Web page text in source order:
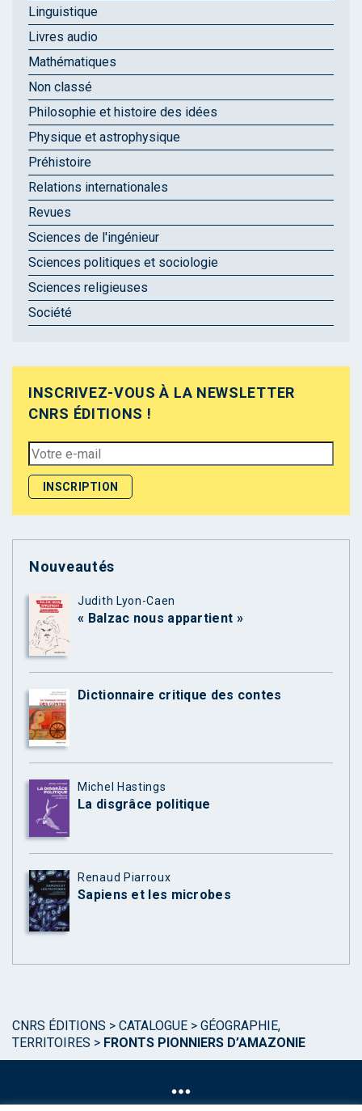
Linguistique
Livres audio
Mathématiques
Non classé
Philosophie et histoire des idées
Physique et astrophysique
Préhistoire
Relations internationales
Revues
Sciences de l'ingénieur
Sciences politiques et sociologie
Sciences religieuses
Société
INSCRIVEZ-VOUS À LA NEWSLETTER
CNRS ÉDITIONS !
Nouveautés
Judith Lyon-Caen
« Balzac nous appartient »
Dictionnaire critique des contes
Michel Hastings
La disgrâce politique
Renaud Piarroux
Sapiens et les microbes
CNRS ÉDITIONS > CATALOGUE > GÉOGRAPHIE,
TERRITOIRES > FRONTS PIONNIERS D’AMAZONIE